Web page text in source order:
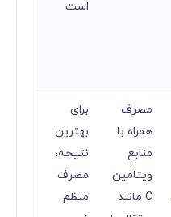
است
مصرف
همراه با
منابع
ویتامین
C مانند
برای
بهترین
نتیجه،
مصرف
منظم